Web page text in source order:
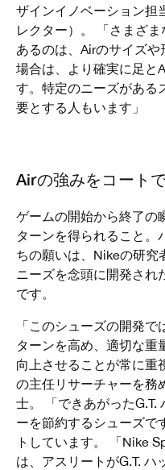
ザインイノベーション担
レクター）。 「さまざ
あるのは、Airのサイズ
場合は、より確実に足と
す。特定のニーズがある
要とする人もいます」
Airの強みをコート
ゲームの開始から終了の
ターンを得られること。
ちの願いは、Nikeの研究
ニーズを念頭に開発され
です。
「このシューズの開発
ターンを高め、適切な重
向上させることが常に重
の主任リサーチャーを務
士。 「できあがったG.T.
ーを節約するシューズで
トしています。 「Nike
は、アスリートがG.T. ハ